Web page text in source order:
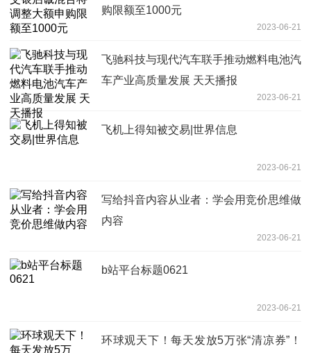
购限额至1000元
2023-06-21
飞驰科技与现代汽车联手推动燃料电池汽
车产业高质量发展 天天播报
2023-06-21
飞机上得知被交易|世界信息
2023-06-21
写给抖音内容从业者：学会用竞价思维做
内容
2023-06-21
b站平台标题0621
2023-06-21
环球观天下！每天发放5万张“清凉券”！